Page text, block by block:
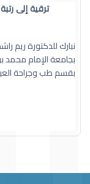
ترقية إلى
نبارك للدكتورة ريم
بجامعة الإمام محمد
بقسم طب وجراحة